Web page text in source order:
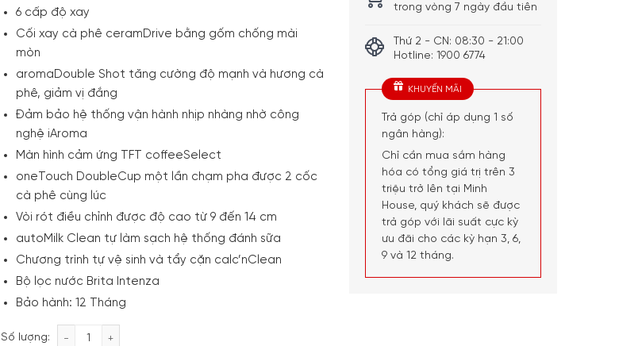
6 cấp độ xay
Cối xay cà phê ceramDrive bằng gốm chống mài
mòn
aromaDouble Shot tăng cường độ mạnh và hương cà
phê, giảm vị đắng
Đảm bảo hệ thống vận hành nhịp nhàng nhờ công
nghệ iAroma
Màn hình cảm ứng TFT coffeeSelect
oneTouch DoubleCup một lần chạm pha được 2 cốc
cà phê cùng lúc
Vòi rót điều chỉnh được độ cao từ 9 đến 14 cm
autoMilk Clean tự làm sạch hệ thống đánh sữa
Chương trình tự vệ sinh và tẩy cặn calc’nClean
Bộ lọc nước Brita Intenza
Bảo hành: 12 Tháng
Số lượng: Máy pha Cafe tự động Siemens TQ513D01 EQ500 số lượng
trong vòng 7 ngày đầu tiên
Thứ 2 - CN: 08:30 - 21:00
Hotline: 1900 6774
KHUYẾN MÃI
Trả góp (chỉ áp dụng 1 số
ngân hàng):
Chỉ cần mua sắm hàng
hóa có tổng giá trị trên 3
triệu trở lên tại Minh
House, quý khách sẽ được
trả góp với lãi suất cực kỳ
ưu đãi cho các kỳ hạn 3, 6,
9 và 12 tháng.